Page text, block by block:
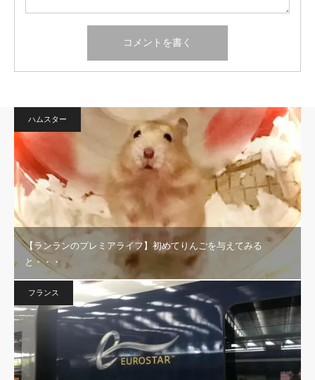
ハムスター
【ランランのプレミアライフ】初めてりんごを与えてみる
と・・・
フランス